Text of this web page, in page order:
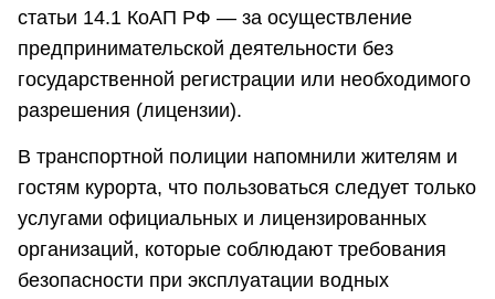
статьи 14.1 КоАП РФ — за осуществление
предпринимательской деятельности без
государственной регистрации или необходимого
разрешения (лицензии).
В транспортной полиции напомнили жителям и
гостям курорта, что пользоваться следует только
услугами официальных и лицензированных
организаций, которые соблюдают требования
безопасности при эксплуатации водных